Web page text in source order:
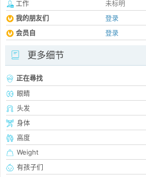
工作
未标明
我的朋友们
登录
会员自
登录
更多细节
正在尋找
眼睛
头发
身体
高度
Weight
有孩子们